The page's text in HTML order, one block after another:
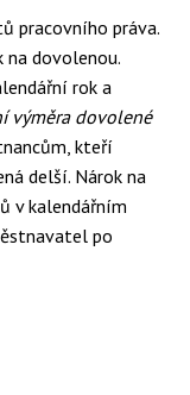
pracovního práva.
na dovolenou.
rok a
výměra dovolené
kteří
delší. Nárok na
v kalendářním
po